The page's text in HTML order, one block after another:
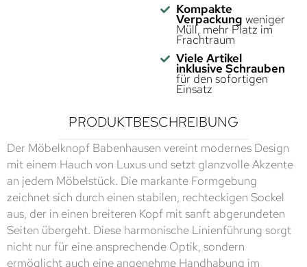
Kompakte
Verpackung weniger
Müll, mehr Platz im
Frachtraum
Viele Artikel
inklusive Schrauben
für den sofortigen
Einsatz
PRODUKTBESCHREIBUNG
Der Möbelknopf Babenhausen vereint modernes Design
mit einem Hauch von Luxus und setzt glanzvolle Akzente
an jedem Möbelstück. Die markante Formgebung
zeichnet sich durch einen stabilen, rechteckigen Sockel
aus, der in einen breiteren Kopf mit sanft abgerundeten
Seiten übergeht. Diese harmonische Linienführung sorgt
nicht nur für eine ansprechende Optik, sondern
ermöglicht auch eine angenehme Handhabung im